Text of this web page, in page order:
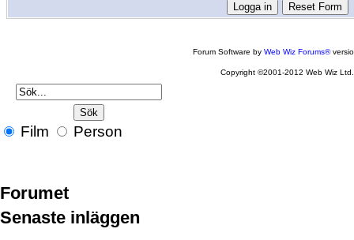
Forum Software byWeb Wiz Forums®
Copyright ©2001-2012 Web Wiz Ltd.
Film Person
Forumet
Senaste inläggen